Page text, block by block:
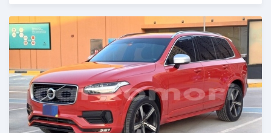
Publié il y a plus d'un an